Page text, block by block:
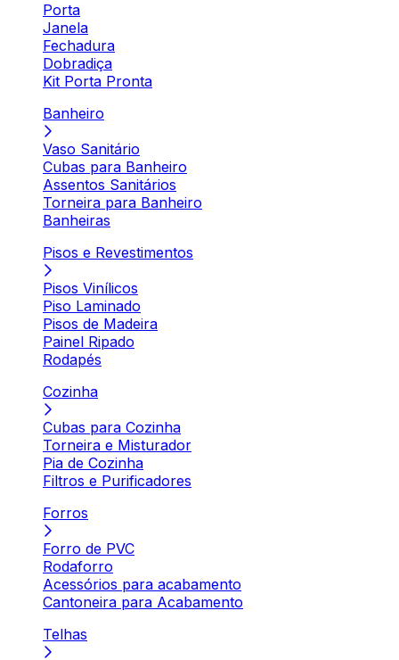
Porta
Janela
Fechadura
Dobradiça
Kit Porta Pronta
Banheiro
Vaso Sanitário
Cubas para Banheiro
Assentos Sanitários
Torneira para Banheiro
Banheiras
Pisos e Revestimentos
Pisos Vinílicos
Piso Laminado
Pisos de Madeira
Painel Ripado
Rodapés
Cozinha
Cubas para Cozinha
Torneira e Misturador
Pia de Cozinha
Filtros e Purificadores
Forros
Forro de PVC
Rodaforro
Acessórios para acabamento
Cantoneira para Acabamento
Telhas